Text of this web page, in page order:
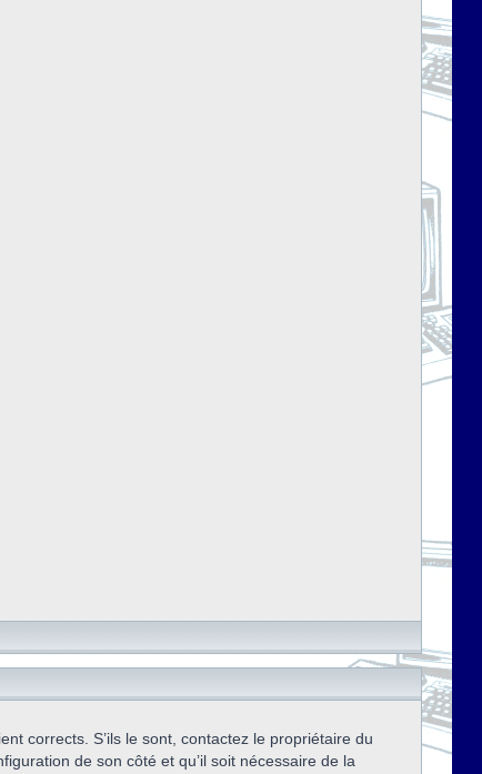
corrects. S’ils le sont, contactez le propriétaire du
de son côté et qu’il soit nécessaire de la